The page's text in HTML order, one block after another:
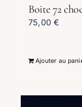
Boite 72
75,00€
Ajouter au